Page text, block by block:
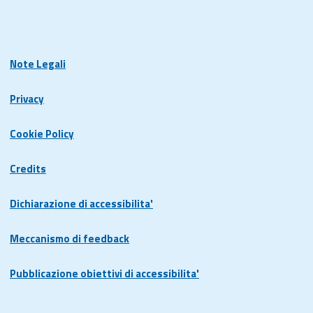
Note Legali
Privacy
Cookie Policy
Credits
Dichiarazione di accessibilita'
Meccanismo di feedback
Pubblicazione obiettivi di accessibilita'